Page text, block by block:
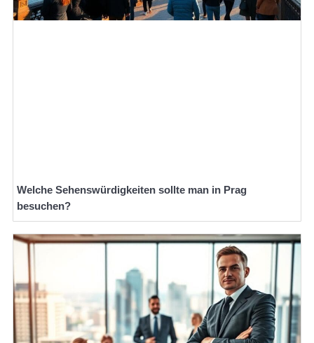
Welche Sehenswürdigkeiten sollte man in Prag
besuchen?